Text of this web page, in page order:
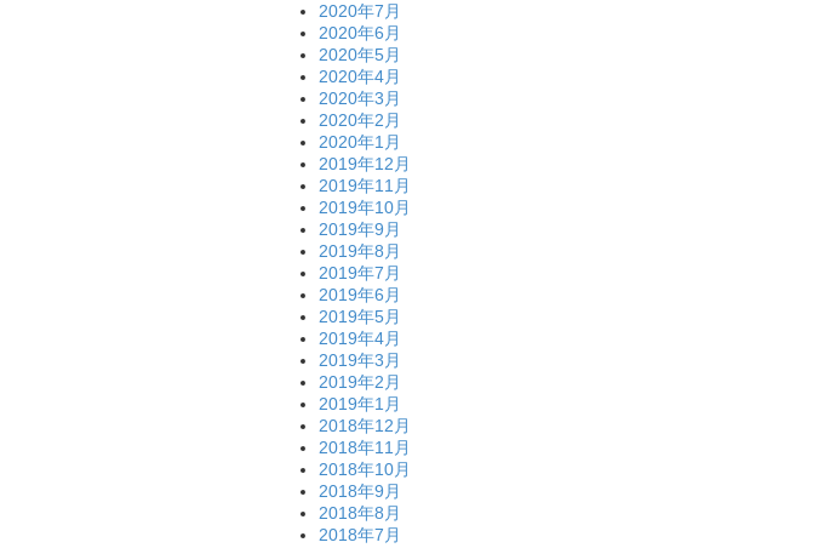
2020年7月
2020年6月
2020年5月
2020年4月
2020年3月
2020年2月
2020年1月
2019年12月
2019年11月
2019年10月
2019年9月
2019年8月
2019年7月
2019年6月
2019年5月
2019年4月
2019年3月
2019年2月
2019年1月
2018年12月
2018年11月
2018年10月
2018年9月
2018年8月
2018年7月